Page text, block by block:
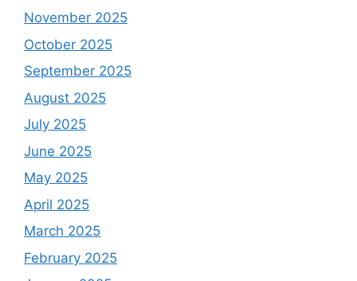
November 2025
October 2025
September 2025
August 2025
July 2025
June 2025
May 2025
April 2025
March 2025
February 2025